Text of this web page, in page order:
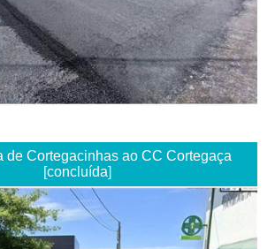
de Cortegacinhas ao CC Cortegaça
[concluída]